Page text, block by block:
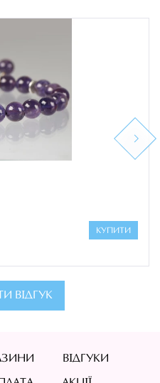
КУПИТИ
Next
ВІДГУК
ВІДГУКИ